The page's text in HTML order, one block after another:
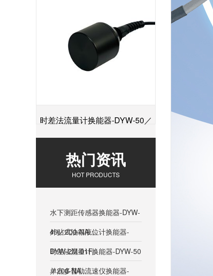
时差法流量计换能器-DYW-50／
200-NA
热门资讯
HOT PRODUCTS
水下测距传感器换能器-DYW-
40／200-NA...
外贴式油箱液位计换能器-
DYW-2M-01F...
时差法流量计换能器-DYW-50
／200-NA...
单点多普勒流速仪换能器-